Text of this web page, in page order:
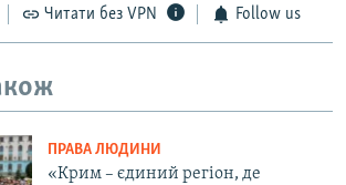
Читати без VPN Follow us
ПРАВА ЛЮДИНИ
«Крим – єдиний регіон, де